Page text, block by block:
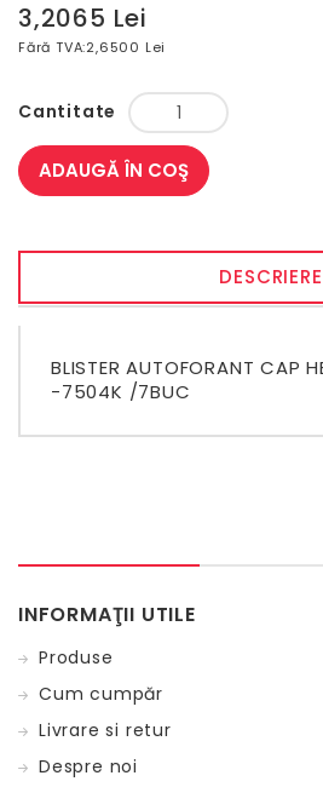
3,2065 Lei
Fără TVA:2,6500 Lei
Cantitate
ADAUGĂ ÎN COŞ
DESCRIERE
BLISTER AUTOFORANT CAP
-7504K /7BUC
INFORMAŢII UTILE
Produse
Cum cumpăr
Livrare si retur
Despre noi